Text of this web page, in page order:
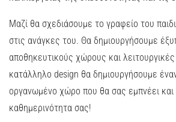
Μαζί θα σχεδιάσουμε το γραφείο του
στις ανάγκες του. Θα δημιουργήσουμε
αποθηκευτικούς χώρους και
κατάλληλο design θα δημιουργήσουμε
οργανωμένο χώρο που θα σας εμπνέει και
καθημερινότητα σας!